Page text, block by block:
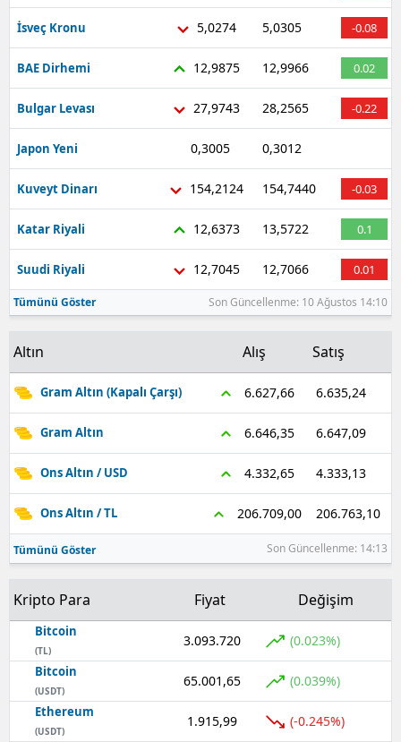
İsveç Kronu 5,0274 5,0305 -0.08
BAE Dirhemi 12,9875 12,9966 0.02
Bulgar Levası 27,9743 28,2565 -0.22
Japon Yeni 0,3005 0,3012
Kuveyt Dinarı 154,2124 154,7440 -0.03
Katar Riyali 12,6373 13,5722 0.1
Suudi Riyali 12,7045 12,7066 0.01
Tümünü Göster Son Güncellenme: 10 Ağustos 14:10
Altın Alış Satış
Gram Altın (Kapalı Çarşı) 6.627,66 6.635,24
Gram Altın 6.646,35 6.647,09
Ons Altın / USD 4.332,65 4.333,13
Ons Altın / TL 206.709,00 206.763,10
Tümünü Göster Son Güncellenme: 14:13
Kripto Para Fiyat Değişim
Bitcoin
(TL)
3.093.720 (0.023%)
Bitcoin
(USDT)
65.001,65 (0.039%)
Ethereum
(USDT)
1.915,99 (-0.245%)